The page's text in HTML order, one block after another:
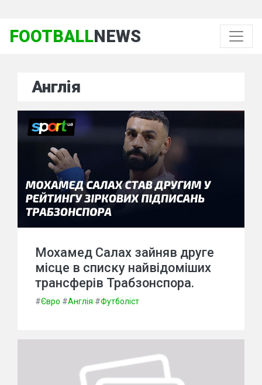
FOOTBALLNEWS
Англія
Мохамед Салах зайняв друге
місце в списку найвідоміших
трансферів Трабзонспора.
#Євро #Англія #Футболіст